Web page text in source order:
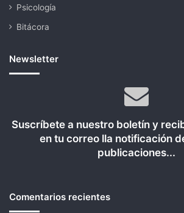
Psicología
Bitácora
Newsletter
Suscríbete a nuestro boletín y
en tu correo lla notificación
publicaciones...
Comentarios recientes